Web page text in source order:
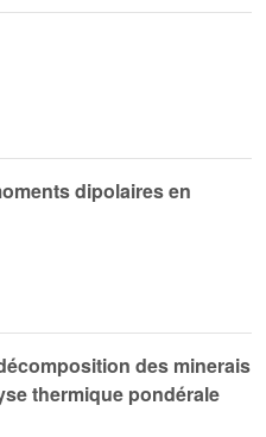
dipolaires en
des minerais
thermique pondérale